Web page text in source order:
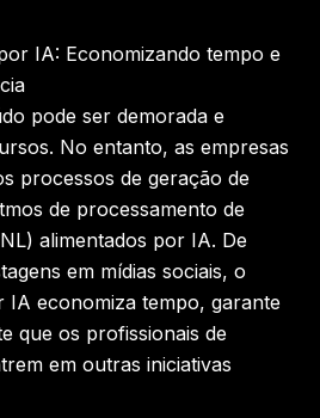
IA: Economizando tempo e
pode ser demorada e
No entanto, as empresas
processos de geração de
de processamento de
alimentados por IA. De
em mídias sociais, o
IA economiza tempo, garante
que os profissionais de
em outras iniciativas